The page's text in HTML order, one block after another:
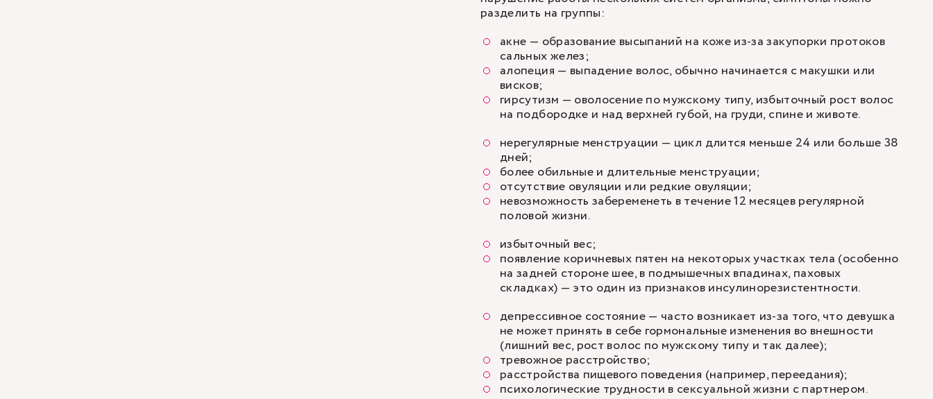
разделить на группы:
акне — образование высыпаний на коже из-за закупорки протоков
сальных желез;
алопеция — выпадение волос, обычно начинается с макушки или
висков;
гирсутизм — оволосение по мужскому типу, избыточный рост волос
на подбородке и над верхней губой, на груди, спине и животе.
нерегулярные менструации — цикл длится меньше 24 или больше 38
дней;
более обильные и длительные менструации;
отсутствие овуляции или редкие овуляции;
невозможность забеременеть в течение 12 месяцев регулярной
половой жизни.
избыточный вес;
появление коричневых пятен на некоторых участках тела (особенно
на задней стороне шее, в подмышечных впадинах, паховых
складках) — это один из признаков инсулинорезистентности.
депрессивное состояние — часто возникает из-за того, что девушка
не может принять в себе гормональные изменения во внешности
(лишний вес, рост волос по мужскому типу и так далее);
тревожное расстройство;
расстройства пищевого поведения (например, переедания);
психологические трудности в сексуальной жизни с партнером.